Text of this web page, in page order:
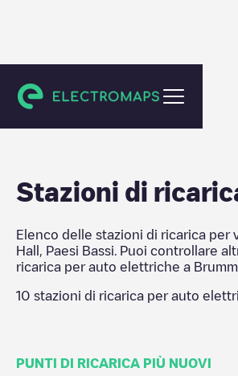
Brummen
Stazioni di
Elenco delle stazioni di ricarica per
Hall
Paesi Bassi . Puoi controllare
ricarica per auto elettriche a
10 stazioni di ricarica per auto
PUNTI DI RICARICA PIÙ NUOVI